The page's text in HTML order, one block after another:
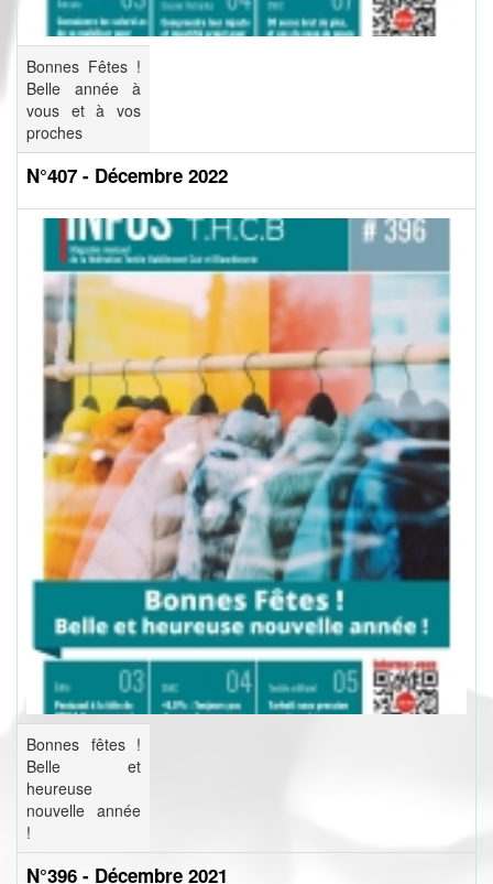
Bonnes Fêtes !
Belle année à
vous et à vos
proches
N°407 - Décembre 2022
Bonnes fêtes !
Belle et
heureuse
nouvelle année
!
N°396 - Décembre 2021